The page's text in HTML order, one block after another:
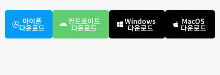
아이폰
다운로드
안드로이드
다운로드
Windows
다운로드
MacOS
다운로드